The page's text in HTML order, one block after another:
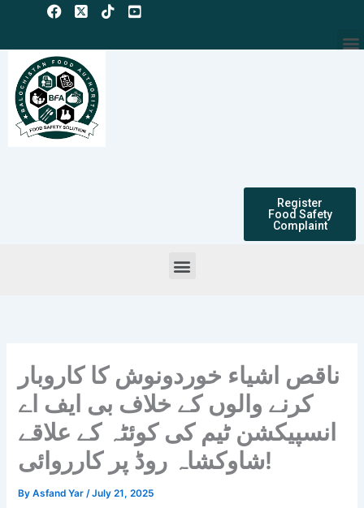
content
Register
Food Safety
Complaint
Menu
ناقص اشیاء خوردونوش کا کاروبار
کرنے والوں کے خلاف بی ایف اے
انسپیکشن ٹیم کی کوئٹہ کے علاقے
شاوکشاہ روڈ پر کارروائی!
ByAsfand Yar /July 21, 2025